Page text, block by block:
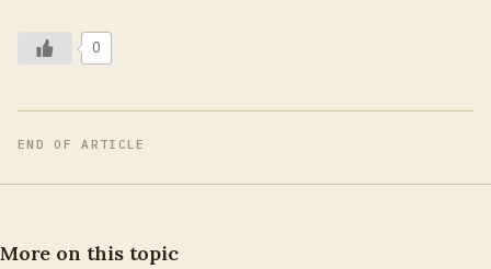
0
END OF ARTICLE
More on this topic